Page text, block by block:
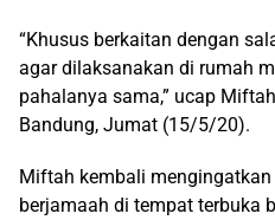
“Khusus berkaitan dengan
agar dilaksanakan di rumah
pahalanya sama,” ucap
Bandung, Jumat (15/5/20).
Miftah kembali
berjamaah di tempat terbuka